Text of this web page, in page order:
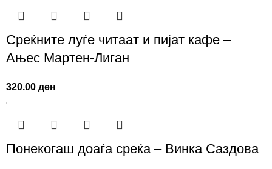
Среќните луѓе читаат и пијат кафе –
Ањес Мартен-Лиган
320.00ден
Понекогаш доаѓа среќа – Винка Саздова